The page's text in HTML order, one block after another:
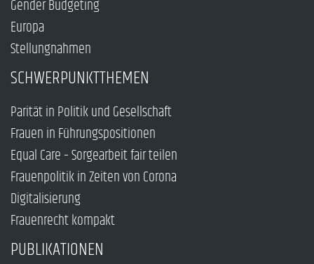
Gender Budgeting
Europa
Stellungnahmen
SCHWERPUNKTTHEMEN
Parität in Politik und Gesellschaft
Frauen in Führungspositionen
Equal Care – Sorgearbeit fair teilen
Frauenpolitik in Zeiten von Corona
Digitalisierung
Frauenrecht kompakt
PUBLIKATIONEN